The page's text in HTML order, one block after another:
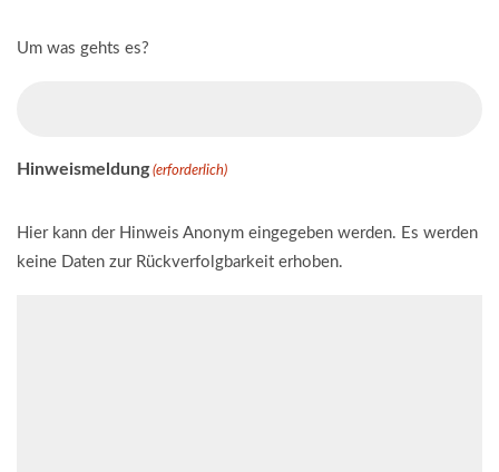
Um was gehts es?
Hinweismeldung (erforderlich)
Hier kann der Hinweis Anonym eingegeben werden. Es werden
keine Daten zur Rückverfolgbarkeit erhoben.